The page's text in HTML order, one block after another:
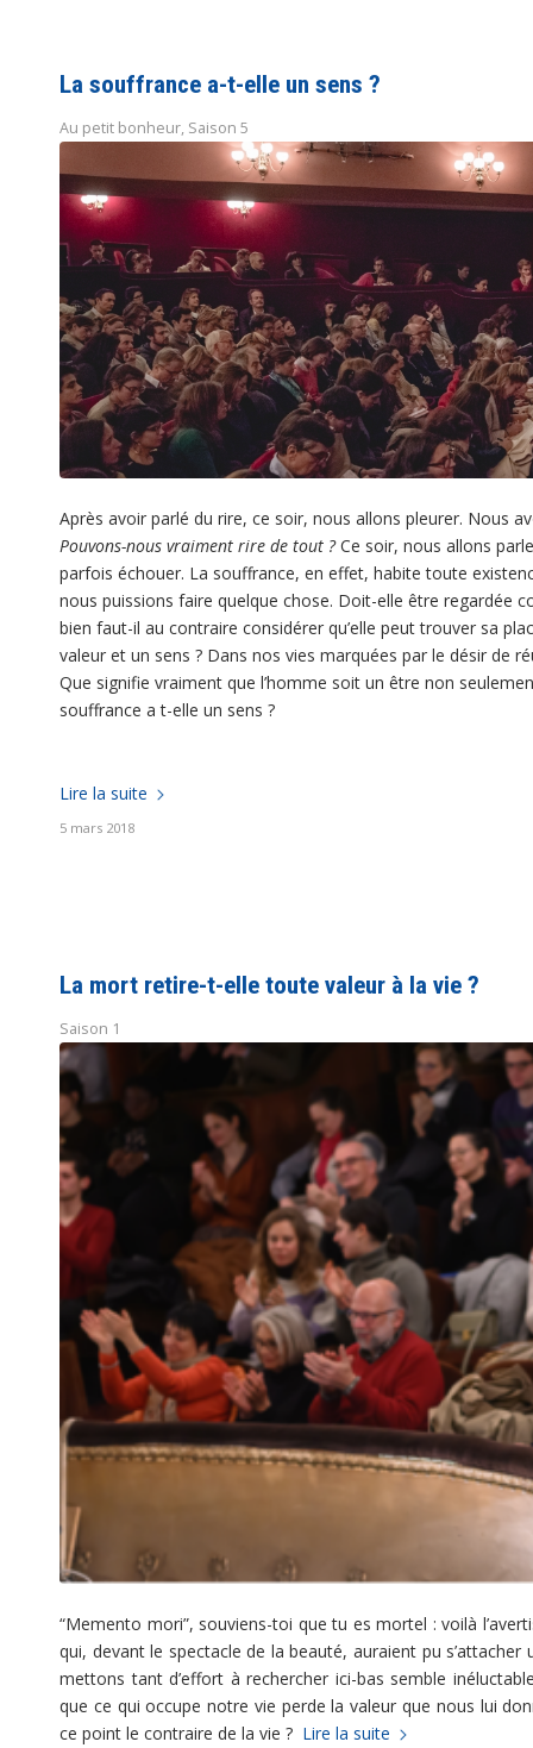
La souffrance a-t-elle un sens ?
Au petit bonheur, Saison 5
Après avoir parlé du rire, ce soir, nous allons pleurer. Nous
Pouvons-nous vraiment rire de tout ?Ce soir, nous allons
parfois échouer. La souffrance, en effet, habite toute
nous puissions faire quelque chose. Doit-elle être regardée
bien faut-il au contraire considérer qu’elle peut trouver sa
valeur et un sens ? Dans nos vies marquées par le désir de
Que signifie vraiment que l’homme soit un être non
souffrance a t-elle un sens ?
Lire la suite
5 mars 2018
La mort retire-t-elle toute valeur à la vie ?
Saison 1
“Memento mori”, souviens-toi que tu es mortel : voilà
qui, devant le spectacle de la beauté, auraient pu
mettons tant d’effort à rechercher ici-bas semble
que ce qui occupe notre vie perde la valeur que nous lui
ce point le contraire de la vie ? Lire la suite